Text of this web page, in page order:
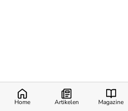
Home Artikelen Magazine